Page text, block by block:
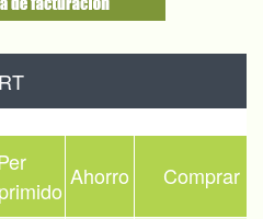
Ahorro Comprar